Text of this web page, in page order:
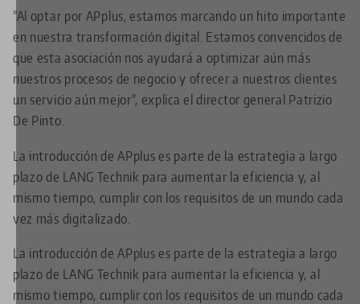
"Al optar por APplus, estamos marcando un hito importante
en nuestra transformación digital. Estamos convencidos de
que esta asociación nos ayudará a optimizar aún más
nuestros procesos de negocio y ofrecer a nuestros clientes
un servicio aún mejor", explica el director general Patrizio
De Pinto.
La introducción de APplus es parte de la estrategia a largo
plazo de LANG Technik para aumentar la eficiencia y, al
mismo tiempo, cumplir con los requisitos de un mundo cada
vez más digitalizado.
La introducción de APplus es parte de la estrategia a largo
plazo de LANG Technik para aumentar la eficiencia y, al
mismo tiempo, cumplir con los requisitos de un mundo cada